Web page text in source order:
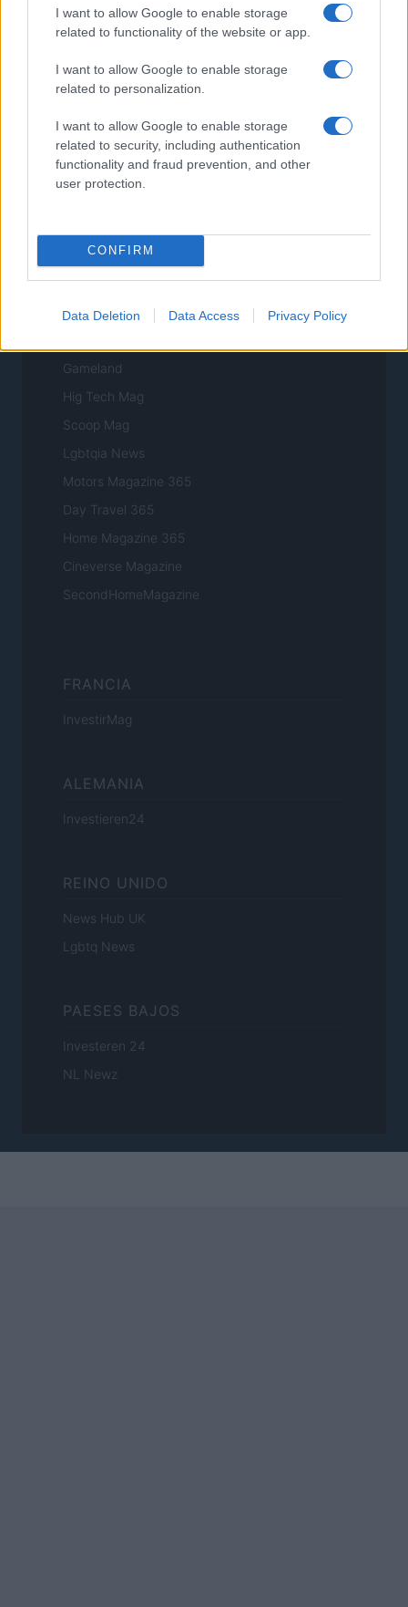
I want to allow Google to enable storage
related to functionality of the website or app.
I want to allow Google to enable storage
related to personalization.
I want to allow Google to enable storage
related to security, including authentication
functionality and fraud prevention, and other
user protection.
CONFIRM
Data Deletion Data Access Privacy Policy
NORTE AMERICA
Investing Plus
Newz US
Newz California
Newz New York
Newz Pennsylvania
Newz Illinois
Gameland
Hig Tech Mag
Scoop Mag
Lgbtqia News
Motors Magazine 365
Day Travel 365
Home Magazine 365
Cineverse Magazine
SecondHomeMagazine
FRANCIA
InvestirMag
ALEMANIA
Investieren24
REINO UNIDO
News Hub UK
Lgbtq News
PAESES BAJOS
Investeren 24
NL Newz